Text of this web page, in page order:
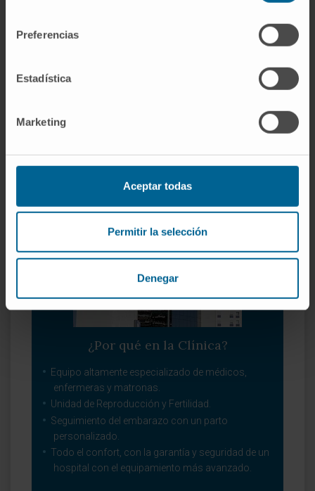
Preferencias
Estadística
Marketing
Aceptar todas
Permitir la selección
Denegar
Diagnóstico prenatal
Masas anexiales
Miomas uterinos
Síndrome de ovario poliquístico
¿Por qué en la Clínica?
Equipo altamente especializado de médicos,
enfermeras y matronas.
Unidad de Reproducción y Fertilidad.
Seguimiento del embarazo con un parto
personalizado.
Todo el confort, con la garantía y seguridad de un
hospital con el equipamiento más avanzado.